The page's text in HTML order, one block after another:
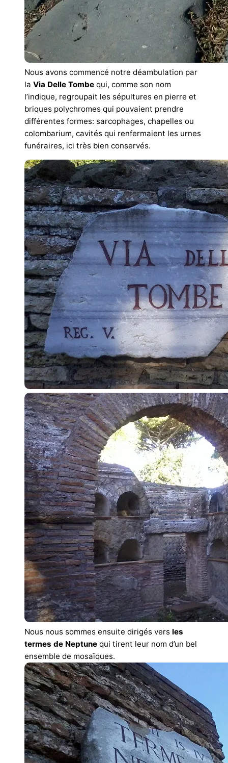
Nous avons commencé notre déambulation par
la Via Delle Tombe qui, comme son nom
l’indique, regroupait les sépultures en pierre et
briques polychromes qui pouvaient prendre
différentes formes: sarcophages, chapelles ou
colombarium, cavités qui renfermaient les urnes
funéraires, ici très bien conservés.
Nous nous sommes ensuite dirigés vers les
termes de Neptune qui tirent leur nom d’un bel
ensemble de mosaïques.